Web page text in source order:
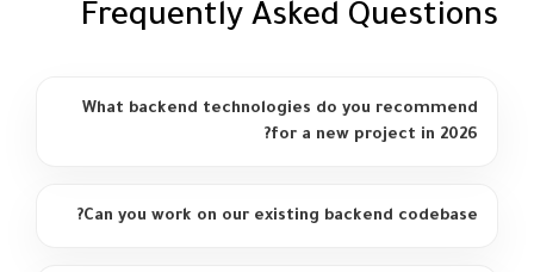
Frequently Asked Questions
What backend technologies do you recommend
for a new project in 2026?
Can you work on our existing backend codebase?